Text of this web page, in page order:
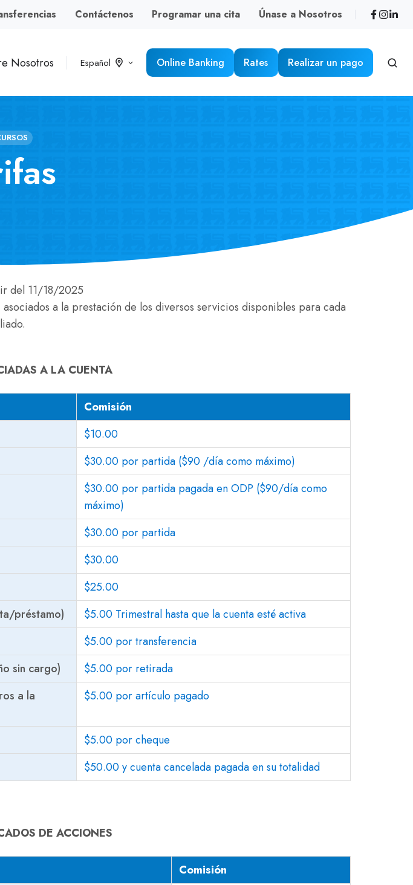
Contáctenos Programar una cita Únase a Nosotros
Nosotros Español Online Banking Rates Realizar un pago
del 11/18/2025
a la prestación de los diversos servicios disponibles para cada
A LA CUENTA
Comisión
$10.00
$30.00 por partida ($90 /día como máximo)
$30.00 por partida pagada en ODP ($90/día como
máximo)
$30.00 por partida
$30.00
$25.00
préstamo)
$5.00 Trimestral hasta que la cuenta esté activa
$5.00 por transferencia
sin cargo)
$5.00 por retirada
a la
$5.00 por artículo pagado
$5.00 por cheque
$50.00 y cuenta cancelada pagada en su totalidad
DE ACCIONES
Comisión